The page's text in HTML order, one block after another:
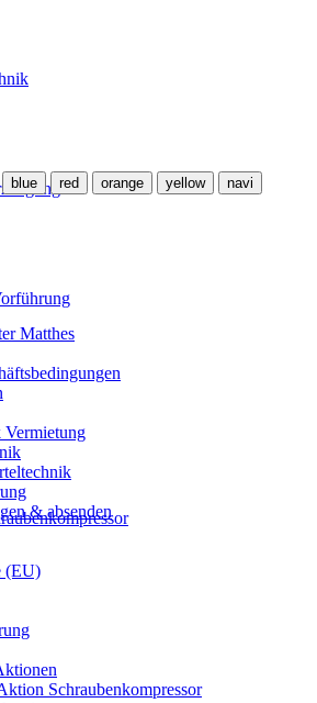
blue red orange yellow
navi
Matthes
Vermietung
& absenden
(EU)
Schraubenkompressor